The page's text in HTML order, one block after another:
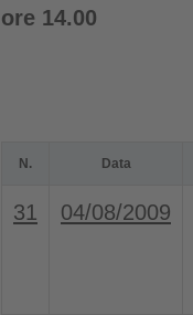
ore 14.00
N. Data
31
04/08/2009